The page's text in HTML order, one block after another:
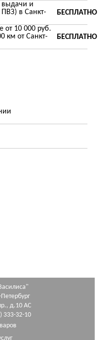
выдачи и
ПВЗ) в Санкт-
БЕСПЛАТНО
от 10 000 руб.
км от Санкт-
БЕСПЛАТНО
д.10 АС
333-32-10